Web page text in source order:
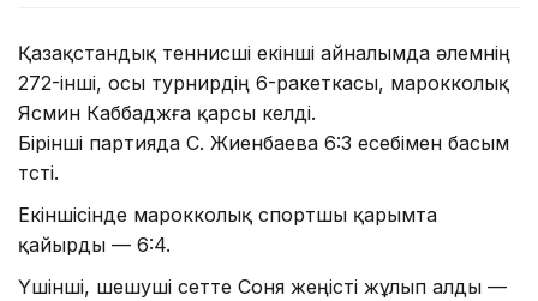
Қазақстандық теннисші екінші айналымда әлемнің
272-інші, осы турнирдің 6-ракеткасы, марокколық
Ясмин Каббаджға қарсы келді.
Бірінші партияда С. Жиенбаева 6:3 есебімен басым
түсті.
Екіншісінде марокколық спортшы қарымта
қайырды — 6:4.
Үшінші, шешуші сетте Соня жеңісті жұлып алды —